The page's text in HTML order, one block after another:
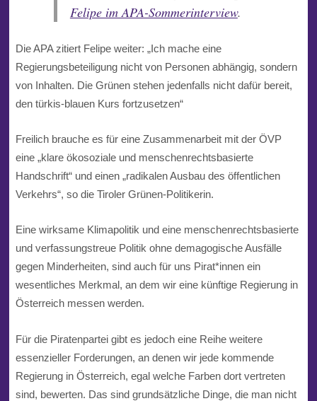
Felipe im APA-Sommerinterview.
Die APA zitiert Felipe weiter: „Ich mache eine
Regierungsbeteiligung nicht von Personen abhängig, sondern
von Inhalten. Die Grünen stehen jedenfalls nicht dafür bereit,
den türkis-blauen Kurs fortzusetzen“
Freilich brauche es für eine Zusammenarbeit mit der ÖVP
eine „klare ökosoziale und menschenrechtsbasierte
Handschrift“ und einen „radikalen Ausbau des öffentlichen
Verkehrs“, so die Tiroler Grünen-Politikerin.
Eine wirksame Klimapolitik und eine menschenrechtsbasierte
und verfassungstreue Politik ohne demagogische Ausfälle
gegen Minderheiten, sind auch für uns Pirat*innen ein
wesentliches Merkmal, an dem wir eine künftige Regierung in
Österreich messen werden.
Für die Piratenpartei gibt es jedoch eine Reihe weitere
essenzieller Forderungen, an denen wir jede kommende
Regierung in Österreich, egal welche Farben dort vertreten
sind, bewerten. Das sind grundsätzliche Dinge, die man nicht